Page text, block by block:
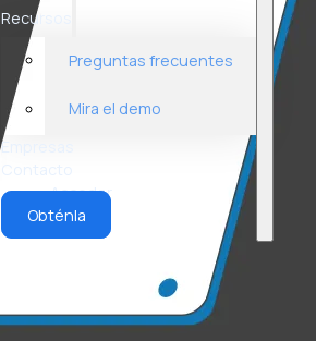
Recursos
Preguntas frecuentes
Mira el demo
Empresas
Acceder
Obténla